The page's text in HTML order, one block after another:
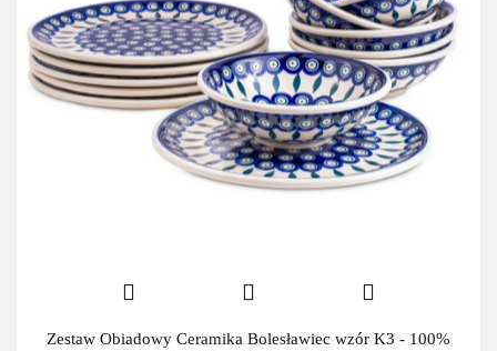
Zestaw Obiadowy Ceramika Bolesławiec wzór K3 - 100%